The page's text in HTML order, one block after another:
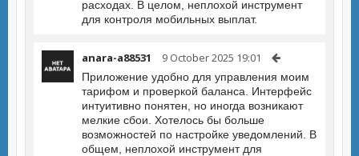
расходах. В целом, неплохой инструмент
для контроля мобильных выплат.
anara-a88531 9 October 2025 19:01
Приложение удобно для управления моим
тарифом и проверкой баланса. Интерфейс
интуитивно понятен, но иногда возникают
мелкие сбои. Хотелось бы больше
возможностей по настройке уведомлений. В
общем, неплохой инструмент для